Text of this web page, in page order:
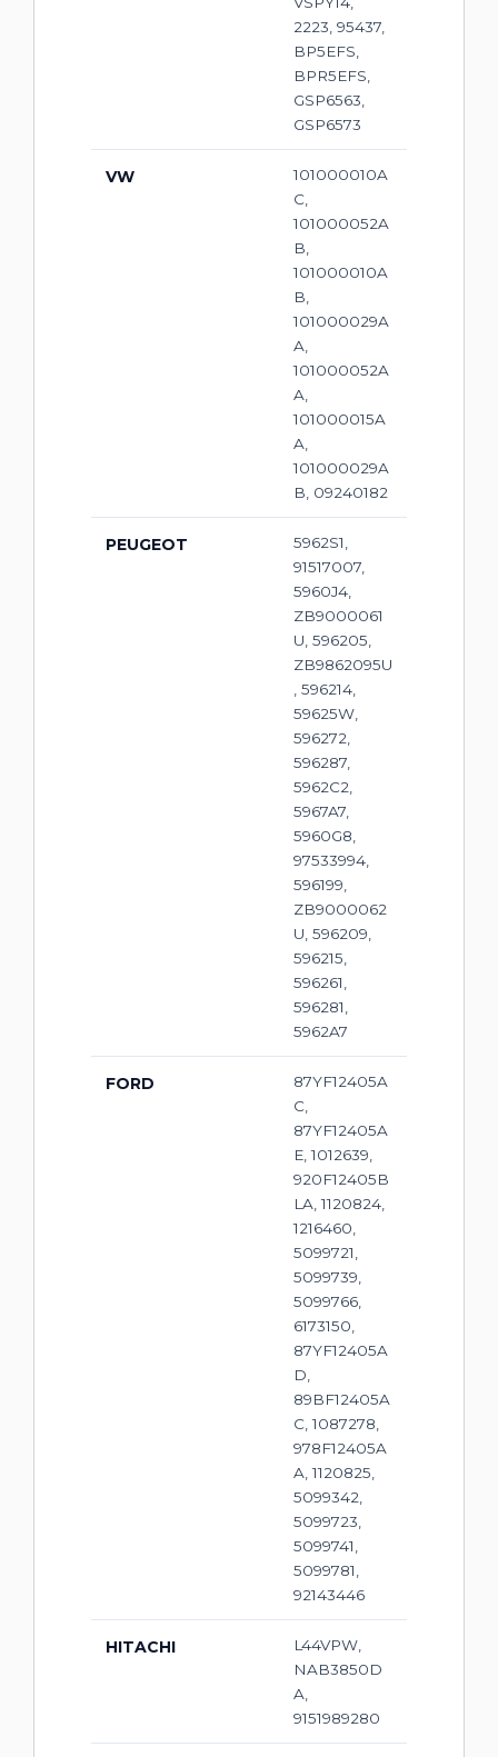
2223, 95437,
BP5EFS,
BPR5EFS,
GSP6563,
GSP6573
VW
101000010A
C,
101000052A
B,
101000010A
B,
101000029A
A,
101000052A
A,
101000015A
A,
101000029A
B, 09240182
PEUGEOT
5962S1,
91517007,
5960J4,
ZB9000061
U, 596205,
ZB9862095U
, 596214,
59625W,
596272,
596287,
5962C2,
5967A7,
5960G8,
97533994,
596199,
ZB9000062
U, 596209,
596215,
596261,
596281,
5962A7
FORD
87YF12405A
C,
87YF12405A
E, 1012639,
920F12405B
LA, 1120824,
1216460,
5099721,
5099739,
5099766,
6173150,
87YF12405A
D,
89BF12405A
C, 1087278,
978F12405A
A, 1120825,
5099342,
5099723,
5099741,
5099781,
92143446
HITACHI
L44VPW,
NAB3850D
A,
9151989280